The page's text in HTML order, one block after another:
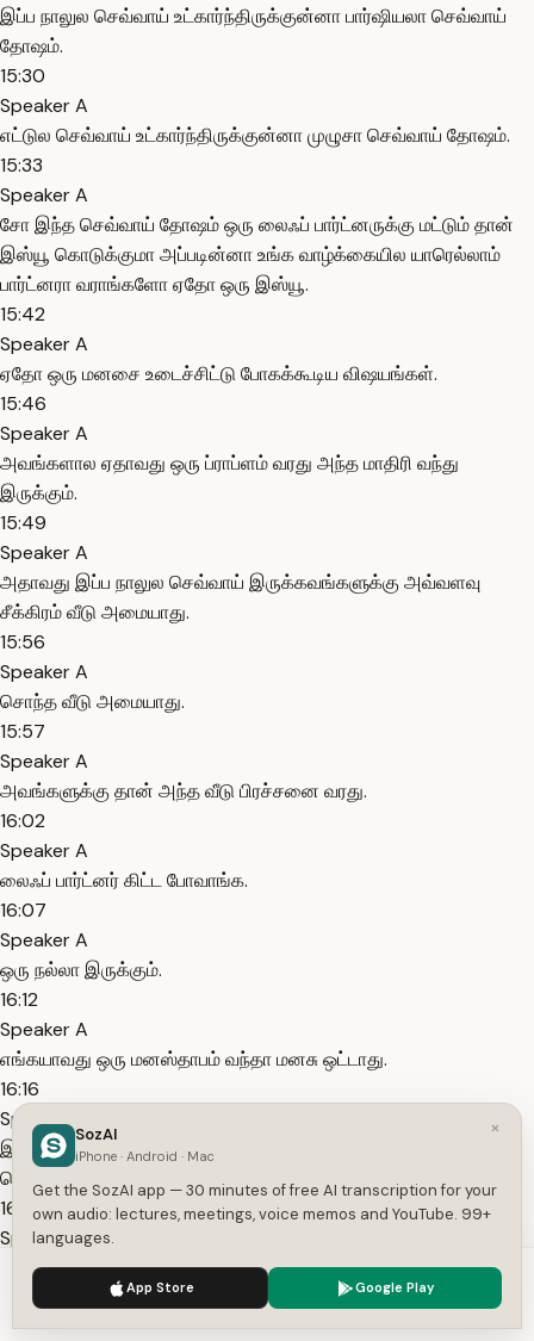
இப்ப நாலுல செவ்வாய் உட்கார்ந்திருக்குன்னா பார்ஷியலா செவ்வாய்
தோஷம்.
15:30
Speaker A
எட்டுல செவ்வாய் உட்கார்ந்திருக்குன்னா முழுசா செவ்வாய் தோஷம்.
15:33
Speaker A
சோ இந்த செவ்வாய் தோஷம் ஒரு லைஃப் பார்ட்னருக்கு மட்டும் தான்
இஸ்யூ கொடுக்குமா அப்படின்னா உங்க வாழ்க்கையில யாரெல்லாம்
பார்ட்னரா வராங்களோ ஏதோ ஒரு இஸ்யூ.
15:42
Speaker A
ஏதோ ஒரு மனசை உடைச்சிட்டு போகக்கூடிய விஷயங்கள்.
15:46
Speaker A
அவங்களால ஏதாவது ஒரு ப்ராப்ளம் வரது அந்த மாதிரி வந்து
இருக்கும்.
15:49
Speaker A
அதாவது இப்ப நாலுல செவ்வாய் இருக்கவங்களுக்கு அவ்வளவு
சீக்கிரம் வீடு அமையாது.
15:56
Speaker A
சொந்த வீடு அமையாது.
15:57
Speaker A
அவங்களுக்கு தான் அந்த வீடு பிரச்சனை வரது.
16:02
Speaker A
லைஃப் பார்ட்னர் கிட்ட போவாங்க.
16:07
Speaker A
ஒரு நல்லா இருக்கும்.
16:12
Speaker A
எங்கயாவது ஒரு மனஸ்தாபம் வந்தா மனசு ஒட்டாது.
16:16
Speaker A
இப்ப எட்டுல செவ்வாய் இருக்கவங்களுக்கு கண்டிப்பா நீங்க வந்து
செவ்வாய்க்கான பரிகாரம் பண்ணுங்க.
16:22
Speaker A
அப்படிங்கறது அவங்களுக்கு சொல்லிடுவாங்க.
16:24
Speaker A
We use cookies to enhance your experience.
×
SozAI
iPhone · Android · Mac
Get the SozAI app — 30 minutes of free AI transcription for your
own audio: lectures, meetings, voice memos and YouTube. 99+
languages.
App Store Google Play